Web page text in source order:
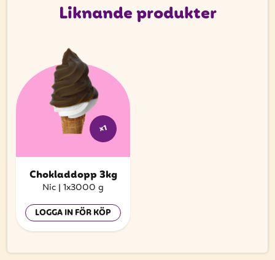
E-postadress
PRENUMERERA
Liknande produkter
x1
Chokladdopp 3kg
Nic | 1x3000 g
LOGGA IN FÖR KÖP